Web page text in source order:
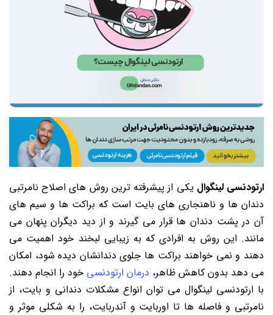
ارتودنسی لینگوال یکی از پیشرفته ترین روش های اصلاح نامرتبی
دندان ها و ناهنجاری های بایت است که براکت ها و سیم های
آن در پشت دندان ها قرار می گیرند و از دید دیگران پنهان می
مانند. این روش به افرادی که به زیبایی لبخند خود اهمیت می
دهند و نمی خواهند براکت ها جلوی دندانشان دیده شود، امکان
می دهد بدون کاهش ظاهر، درمان ارتودنسی خود را انجام دهند.
با ارتودنسی لینگوال می توان انواع مشکلات دندانی و بایت، از
نامرتبی و فاصله ها تا اوربایت و آندربایت، را به شکلی موثر و